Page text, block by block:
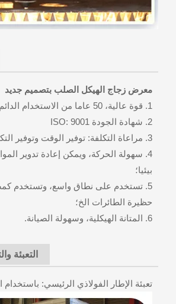
معرض زجاج الهيكل الصلب بتصميم جديد
1. قوة عالية، 50 عاما من الاستخدام الدائم، لا نفايات البناء.
2. شهادة الجودة ISO: 9001
3. مراعاة التكلفة: توفير الوقت وتوفير التكلفة؛
4. سهولة الحركة، ويمكن إعادة تدوير
بيئيا؛
5. تستخدم على نطاق واسع، وتستخدم
حظيرة الطائرات الخ؛
6. المتانة الهيكلية، وسهولة الصيانة.
التعبئة
تعبئة الإطار الفولاذي الرئيسي: باستخدام